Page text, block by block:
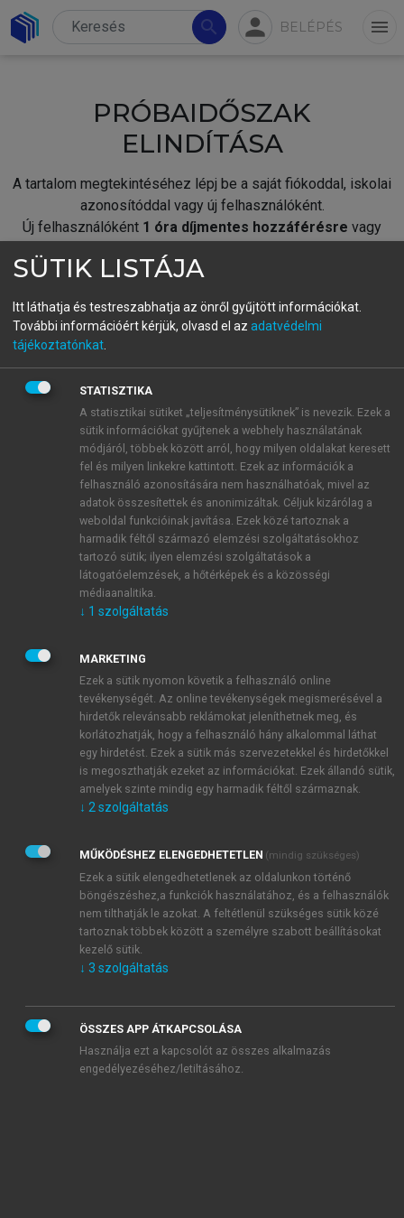
search person BELÉPÉS menu
PRÓBAIDŐSZAK
ELINDÍTÁSA
A tartalom megtekintéséhez lépj be a saját fiókoddal, iskolai
azonosítóddal vagy új felhasználóként.
Új felhasználóként 1 óra díjmentes hozzáférésre vagy
fiókoddal,vagy hozz létre új fiókot.
A regisztráció után apróbaidőszakautomatikusan
BELÉPÉS SAJÁT FIÓKKAL
ÚJ FIÓK LÉTREHOZÁSA
1 óra díjmentes hozzáférés
E-MAIL-CÍM
JELSZÓ
JELSZÓ ÚJRA
Kérek értesítést a MeRSZ újdonságairól, akcióiról.
Kérek értesítést az Akadémiai Kiadó Zrt. újdonságairól,
Adatkezelési tájékoztatóbanfoglaltakat tudomásul
veszem és elfogadom.
Általános vásárlási feltételeket, valamint a szotar.netés a
mersz.huoldalak licencszerződéseiben foglaltakat
tudomásul veszem és elfogadom.
KIPRÓBÁLOM
SÜTIK LISTÁJA
Itt láthatja és testreszabhatja az önről gyűjtött információkat.
További információért kérjük, olvasd el az adatvédelmi
tájékoztatónkat
STATISZTIKA
A statisztikai sütiket „teljesítménysütiknek” is nevezik. Ezek a
sütik információkat gyűjtenek a webhely használatának
módjáról, többek között arról, hogy milyen oldalakat keresett
fel és milyen linkekre kattintott. Ezek az információk a
felhasználó azonosítására nem használhatóak, mivel az
adatok összesítettek és anonimizáltak. Céljuk kizárólag a
weboldal funkcióinak javítása. Ezek közé tartoznak a
harmadik féltől származó elemzési szolgáltatásokhoz
tartozó sütik; ilyen elemzési szolgáltatások a
látogatóelemzések, a hőtérképek és a közösségi
médiaanalitika.
↓ 1 szolgáltatás
MARKETING
Ezek a sütik nyomon követik a felhasználó online
tevékenységét. Az online tevékenységek megismerésével a
hirdetők relevánsabb reklámokat jeleníthetnek meg, és
korlátozhatják, hogy a felhasználó hány alkalommal láthat
egy hirdetést. Ezek a sütik más szervezetekkel és hirdetőkkel
is megoszthatják ezeket az információkat. Ezek állandó sütik,
amelyek szinte mindig egy harmadik féltől származnak.
↓ 2 szolgáltatás
MŰKÖDÉSHEZ ELENGEDHETETLEN (mindig szükséges)
Ezek a sütik elengedhetetlenek az oldalunkon történő
böngészéshez,a funkciók használatához, és a felhasználók
nem tilthatják le azokat. A feltétlenül szükséges sütik közé
tartoznak többek között a személyre szabott beállításokat
kezelő sütik.
↓ 3 szolgáltatás
ÖSSZES APP ÁTKAPCSOLÁSA
Használja ezt a kapcsolót az összes alkalmazás
engedélyezéséhez/letiltásához.